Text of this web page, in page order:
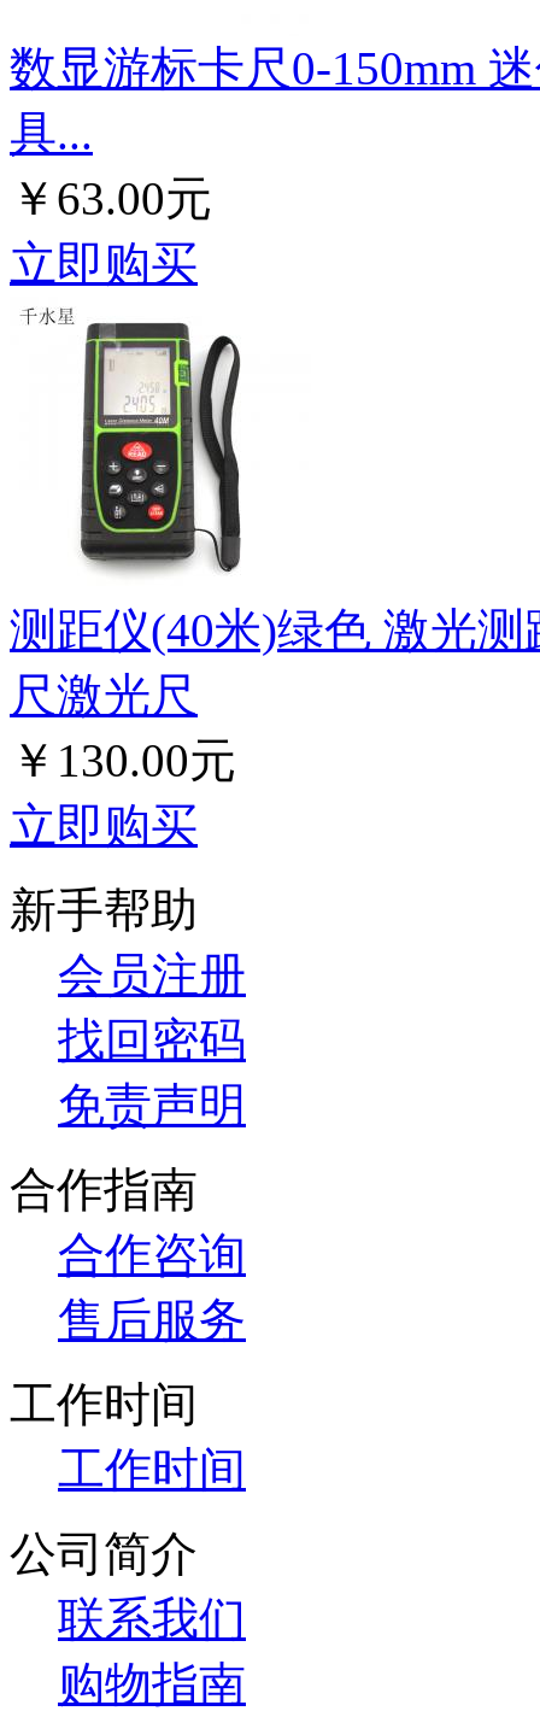
数显游标卡尺0-150mm
具...
￥63.00元
立即购买
测距仪(40米)绿色 激光
尺激光尺
￥130.00元
立即购买
新手帮助
会员注册
找回密码
免责声明
合作指南
合作咨询
售后服务
工作时间
工作时间
公司简介
联系我们
购物指南